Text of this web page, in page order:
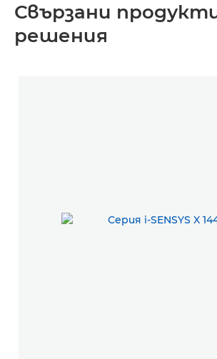
Свързани
решения